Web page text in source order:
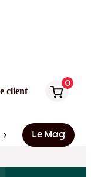
client
0
Le Mag